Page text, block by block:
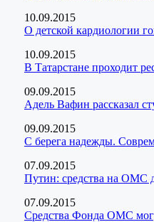
10.09.2015
О детской кардиологии
10.09.2015
В Татарстане проходит
09.09.2015
Адель Вафин рассказал
09.09.2015
С берега надежды.
07.09.2015
Путин: средства на ОМС
07.09.2015
Средства Фонда ОМС